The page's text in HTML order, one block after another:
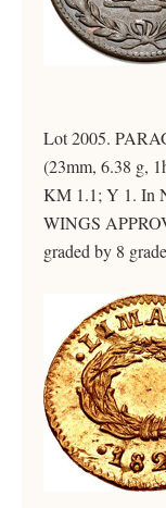
Lot 2005.
(23mm, 6.38 g,
KM 1.1; Y 1. In
WINGS
graded by 8